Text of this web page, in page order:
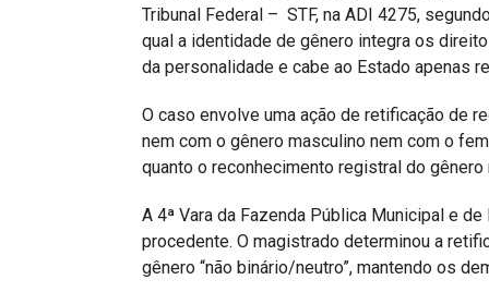
Tribunal Federal – STF, na ADI 4275,
qual a identidade de gênero integra os
da personalidade e cabe ao Estado apenas
O caso envolve uma ação de retificação de
nem com o gênero masculino nem com o
quanto o reconhecimento registral do
A 4ª Vara da Fazenda Pública Municipal e
procedente. O magistrado determinou a
gênero “não binário/neutro”, mantendo os